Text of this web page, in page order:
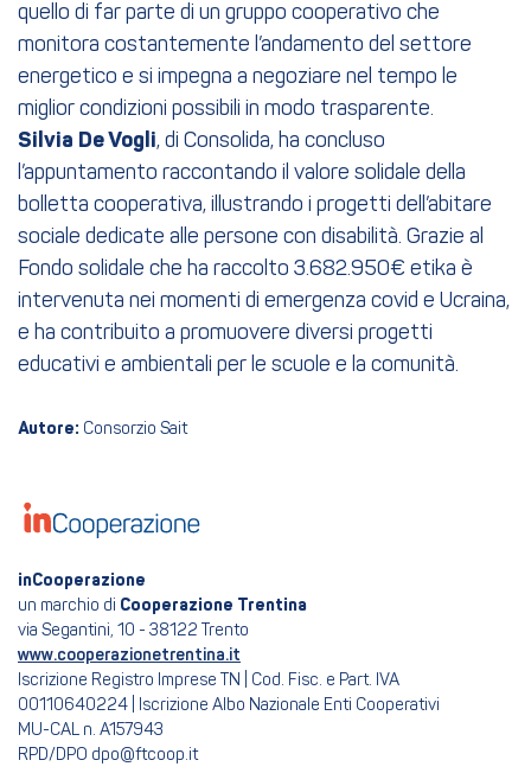
quello di far parte di un gruppo cooperativo che
monitora costantemente l’andamento del settore
energetico e si impegna a negoziare nel tempo le
miglior condizioni possibili in modo trasparente.
Silvia De Vogli, di Consolida, ha concluso
l’appuntamento raccontando il valore solidale della
bolletta cooperativa, illustrando i progetti dell’abitare
sociale dedicate alle persone con disabilità. Grazie al
Fondo solidale che ha raccolto 3.682.950€ etika è
intervenuta nei momenti di emergenza covid e Ucraina,
e ha contribuito a promuovere diversi progetti
educativi e ambientali per le scuole e la comunità.
Autore: Consorzio Sait
inCooperazione
un marchio di Cooperazione Trentina
via Segantini, 10 - 38122 Trento
www.cooperazionetrentina.it
Iscrizione Registro Imprese TN | Cod. Fisc. e Part. IVA
00110640224 | Iscrizione Albo Nazionale Enti Cooperativi
MU-CAL n. A157943
RPD/DPO dpo@ftcoop.it